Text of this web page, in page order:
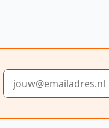
E-mailadres